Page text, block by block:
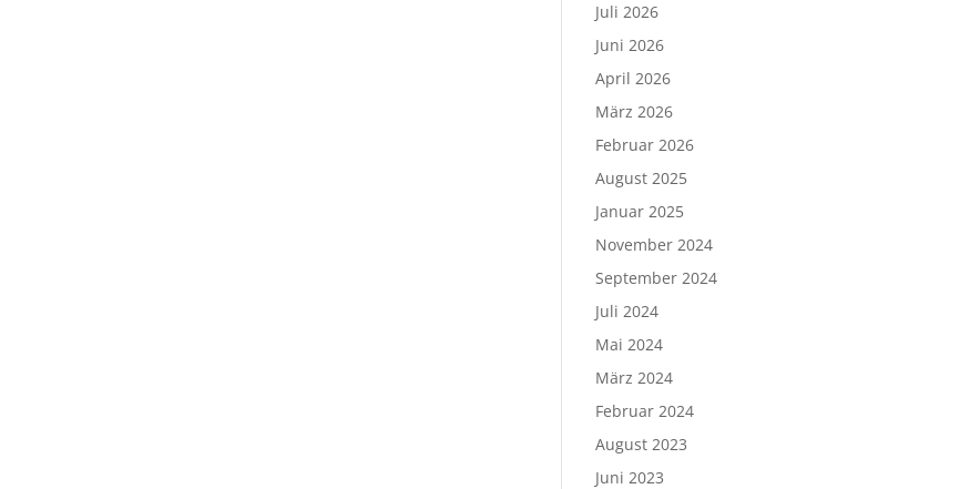
Juli 2026
Juni 2026
April 2026
März 2026
Februar 2026
August 2025
Januar 2025
November 2024
September 2024
Juli 2024
Mai 2024
März 2024
Februar 2024
August 2023
Juni 2023